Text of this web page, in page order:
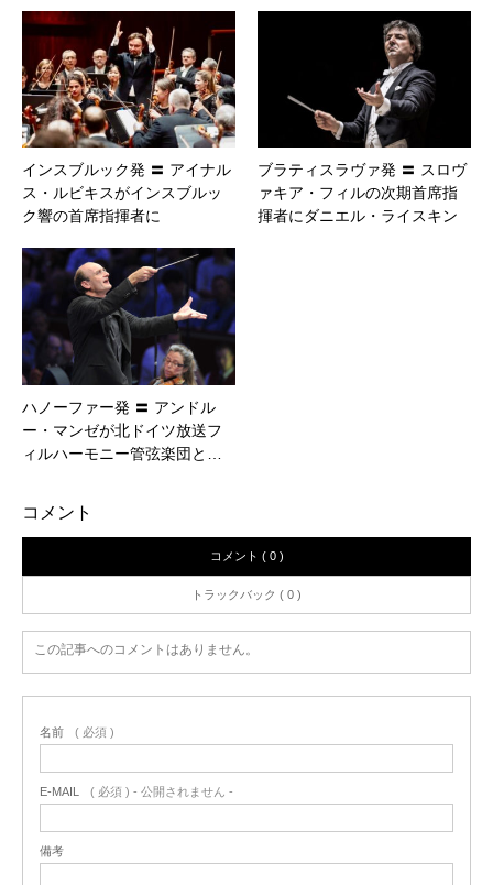
インスブルック発 〓 アイナル
ス・ルビキスがインスブルッ
ク響の首席指揮者に
ブラティスラヴァ発 〓 スロヴ
ァキア・フィルの次期首席指
揮者にダニエル・ライスキン
ハノーファー発 〓 アンドル
ー・マンゼが北ドイツ放送フ
ィルハーモニー管弦楽団と…
コメント
コメント ( 0 )
トラックバック ( 0 )
この記事へのコメントはありません。
名前 ( 必須 )
E-MAIL ( 必須 ) - 公開されません -
備考